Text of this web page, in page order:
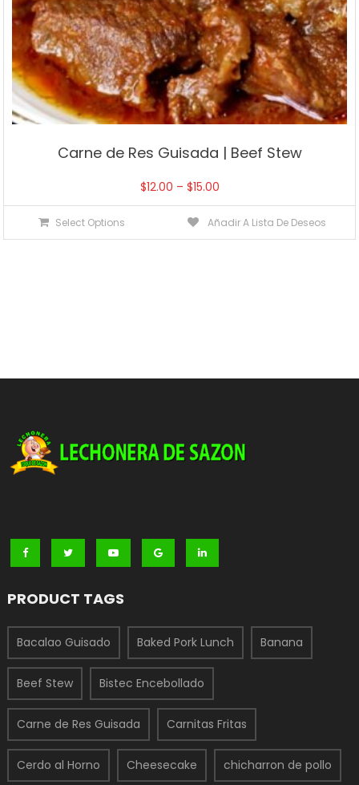
Carne de Res Guisada | Beef Stew
$12.00 – $15.00
Select Options Añadir A Lista De Deseos
PRODUCT TAGS
Bacalao Guisado Baked Pork Lunch Banana
Beef Stew Bistec Encebollado
Carne de Res Guisada Carnitas Fritas
Cerdo al Horno Cheesecake chicharron de pollo